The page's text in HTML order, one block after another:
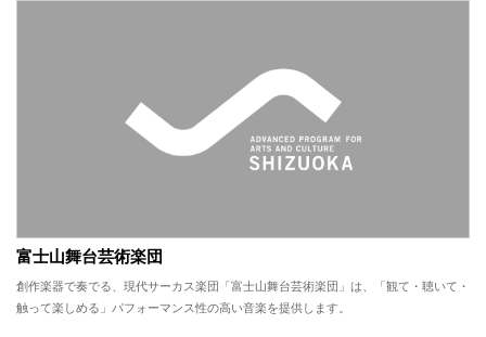
富士山舞台芸術楽団
創作楽器で奏でる、現代サーカス楽団「富士山舞台芸術楽団」は、「観て・聴いて・
触って楽しめる」パフォーマンス性の高い音楽を提供します。